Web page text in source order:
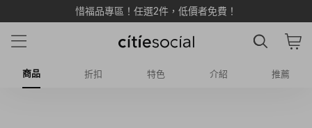
惜福品專區！任選2件，低價者免費！
商品 折扣 特色 介紹 推薦